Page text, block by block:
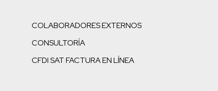
COLABORADORES EXTERNOS
CONSULTORÍA
CFDI SAT FACTURA EN LÍNEA